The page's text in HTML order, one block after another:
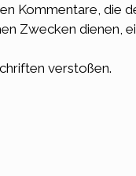
Kommentare, die
Zwecken dienen,
verstoßen.